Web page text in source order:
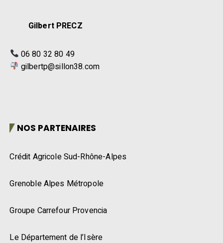
Gilbert PRECZ
06 80 32 80 49
gilbertp@sillon38.com
NOS PARTENAIRES
Crédit Agricole Sud-Rhône-Alpes
Grenoble Alpes Métropole
Groupe Carrefour Provencia
Le Département de l’Isère